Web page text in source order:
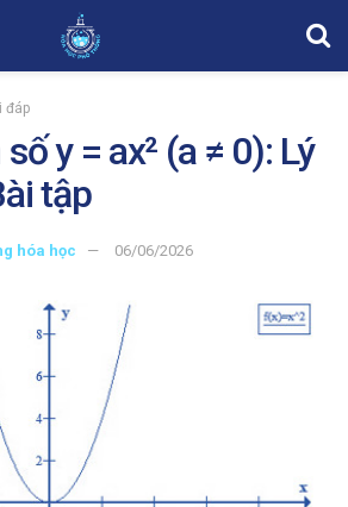
đáp
y = ax² (a ≠ 0): Lý
tập
hóa học 06/06/2026